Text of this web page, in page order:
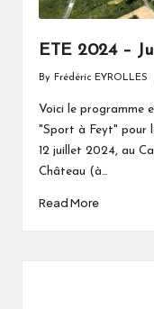
ETE 2024 –
by
By Frédéric EYROLLES
Voici le programme
"Sport à Feyt" pour
12 juillet 2024, au
Château (à…
Read More